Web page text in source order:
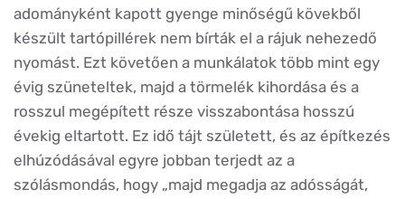
adományként kapott gyenge minőségű kövekből
készült tartópillérek nem bírták el a rájuk nehezedő
nyomást. Ezt követően a munkálatok több mint egy
évig szüneteltek, majd a törmelék kihordása és a
rosszul megépített része visszabontása hosszú
évekig eltartott. Ez idő tájt született, és az építkezés
elhúzódásával egyre jobban terjedt az a
szólásmondás, hogy „majd megadja az adósságát,